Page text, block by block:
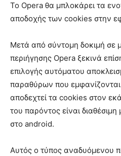
Το Opera θα μπλοκάρει τα
αποδοχής των cookies στην
Μετά από σύντομη δοκιμή σε
περιήγησης Opera ξεκινά
επιλογής αυτόματου
παραθύρων που
αποδεχτεί τα cookies στον
του παρόντος είναι
στο android.
Αυτός ο τύπος αναδυόμενου